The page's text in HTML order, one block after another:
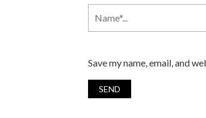
Save my name, email, and